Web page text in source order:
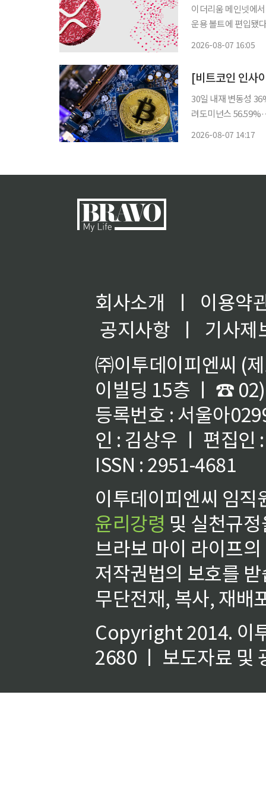
이더리움 메인넷에
운용 볼트에 편입됐다. 플레어 네트워크는 지난 3일(현지시간) 기관 디파이 운용사
2026-08-07 16:05
30일 내재 변동성
려도미넌스 56.59%·공포탐욕지
2026-08-07 14:17
회사소개 ㅣ
이용약
공지사항
ㅣ
기사제
㈜이투데이피엔씨 (
이빌딩 15층 ㅣ ☎
등록번호 : 서울아
인 : 김상우 ㅣ 편집인
ISSN : 2951-4681
이투데이피엔씨 임
윤리강령 및 실천규
브라보 마이 라이프
저작권법의 보호를
무단전재, 복사, 재배
Copyright 2014. 이
2680 ㅣ 보도자료